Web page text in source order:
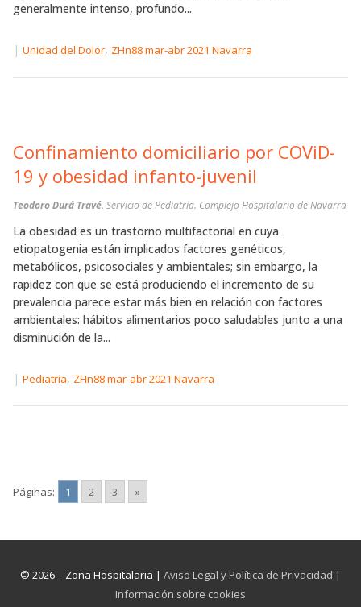
generalmente intenso, profundo...
| Unidad del Dolor, ZHn88 mar-abr 2021 Navarra
Confinamiento domiciliario por COViD-
19 y obesidad infanto-juvenil
Teodoro Durá Travé. Servicio de Pediatría. Complejo Hospitalario de Navarra
La obesidad es un trastorno multifactorial en cuya
etiopatogenia están implicados factores genéticos,
metabólicos, psicosociales y ambientales; sin embargo, la
rapidez con que se está produciendo el incremento de su
prevalencia parece estar más bien en relación con factores
ambientales: hábitos alimentarios poco saludables junto a una
disminución de la...
| Pediatría, ZHn88 mar-abr 2021 Navarra
Páginas: 1 2 3 »
© 2026 – Zona Hospitalaria | Aviso Legal y Política de Privacidad |
Información sobre cookies